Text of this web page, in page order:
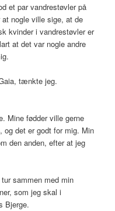
et par vandrestøvler på
nogle ville sige, at de
kvinder i vandrestøvler er
at det var nogle andre
tænkte jeg.
Mine fødder ville gerne
og det er godt for mig. Min
den anden, efter at jeg
sammen med min
som jeg skal i
Bjerge.